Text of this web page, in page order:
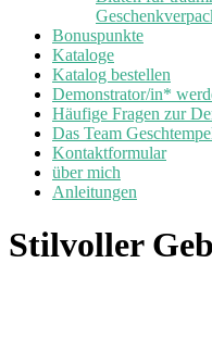
Bonuspunkte
Kataloge
Katalog bestellen
Demonstrator/in*
Häufige Fragen zur
Das Team
Kontaktformular
über mich
Anleitungen
Stilvoller